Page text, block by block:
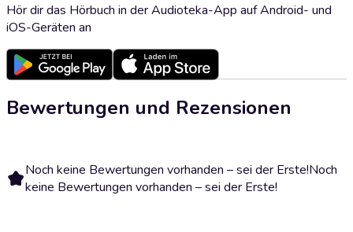
Hör dir das Hörbuch in der Audioteka-App auf Android- und
iOS-Geräten an
Bewertungen und Rezensionen
Noch keine Bewertungen vorhanden – sei der Erste!Noch
keine Bewertungen vorhanden – sei der Erste!